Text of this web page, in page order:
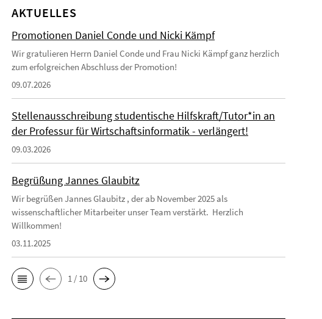
AKTUELLES
Promotionen Daniel Conde und Nicki Kämpf
Wir gratulieren Herrn Daniel Conde und Frau Nicki Kämpf ganz herzlich
zum erfolgreichen Abschluss der Promotion!
09.07.2026
Stellenausschreibung studentische Hilfskraft/Tutor*in an
der Professur für Wirtschaftsinformatik - verlängert!
09.03.2026
Begrüßung Jannes Glaubitz
Wir begrüßen Jannes Glaubitz , der ab November 2025 als
wissenschaftlicher Mitarbeiter unser Team verstärkt. Herzlich
Willkommen!
03.11.2025
1 / 10